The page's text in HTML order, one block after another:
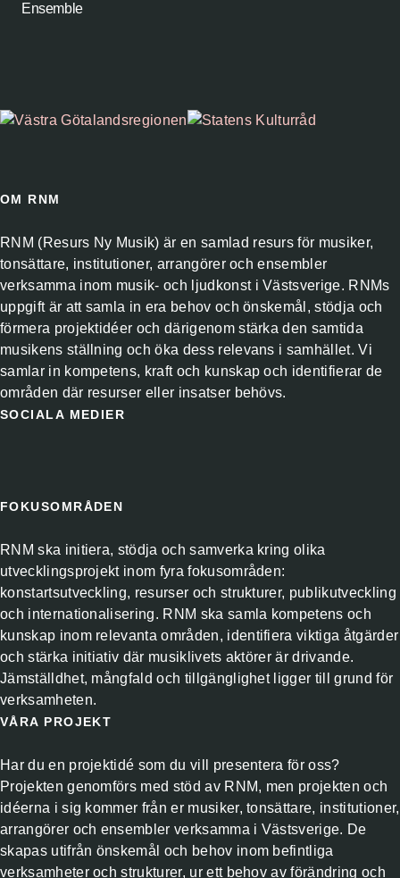
Ensemble
OM RNM
RNM (Resurs Ny Musik) är en samlad resurs för musiker,
tonsättare, institutioner, arrangörer och ensembler
verksamma inom musik- och ljudkonst i Västsverige. RNMs
uppgift är att samla in era behov och önskemål, stödja och
förmera projektidéer och därigenom stärka den samtida
musikens ställning och öka dess relevans i samhället. Vi
samlar in kompetens, kraft och kunskap och identifierar de
områden där resurser eller insatser behövs.
SOCIALA MEDIER
FOKUSOMRÅDEN
RNM ska initiera, stödja och samverka kring olika
utvecklingsprojekt inom fyra fokusområden:
konstartsutveckling, resurser och strukturer, publikutveckling
och internationalisering. RNM ska samla kompetens och
kunskap inom relevanta områden, identifiera viktiga åtgärder
och stärka initiativ där musiklivets aktörer är drivande.
Jämställdhet, mångfald och tillgänglighet ligger till grund för
verksamheten.
VÅRA PROJEKT
Har du en projektidé som du vill presentera för oss?
Projekten genomförs med stöd av RNM, men projekten och
idéerna i sig kommer från er musiker, tonsättare, institutioner,
arrangörer och ensembler verksamma i Västsverige. De
skapas utifrån önskemål och behov inom befintliga
verksamheter och strukturer, ur ett behov av förändring och